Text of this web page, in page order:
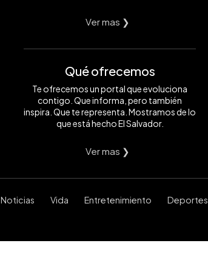
Ver mas ❯
Qué ofrecemos
Te ofrecemos un portal que evoluciona
contigo. Que informa, pero también
inspira. Que te representa. Mostramos de lo
que está hecho El Salvador.
Ver mas ❯
Noticias Vida Entretenimiento Deportes